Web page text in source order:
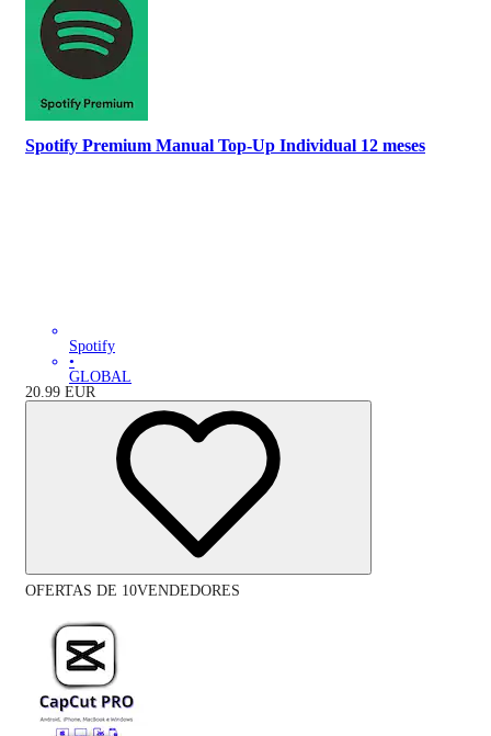
Spotify Premium Manual Top-Up Individual 12 meses
Spotify
•
GLOBAL
20.99 EUR
OFERTAS DE 10VENDEDORES